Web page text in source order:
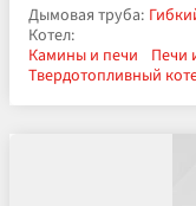
Дымовая труба:
Котел:
Камины и печи
Печи
Твердотопливный